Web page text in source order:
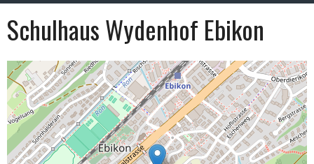
Schulhaus Wydenhof Ebikon